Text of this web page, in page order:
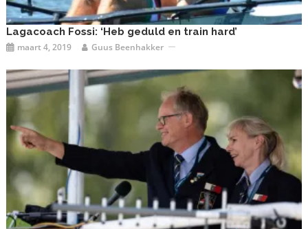
Lagacoach Fossi: ‘Heb geduld en train hard’
maart 4, 2019 Guus Beenhakker